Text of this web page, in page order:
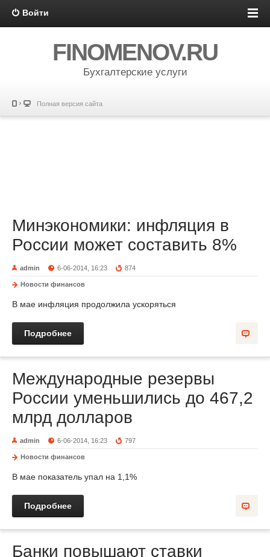
Войти
FINOMENOV.RU
Бухгалтерские услуги
Полная версия сайта
Минэкономики: инфляция в
России может составить 8%
admin 6-06-2014, 16:23 874
Новости финансов
В мае инфляция продолжила ускоряться
Подробнее
Международные резервы
России уменьшились до 467,2
млрд долларов
admin 6-06-2014, 16:23 797
Новости финансов
В мае показатель упал на 1,1%
Подробнее
Банки повышают ставки